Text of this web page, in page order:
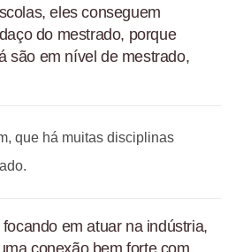
eles conseguem
do mestrado, porque
são em nível de mestrado,
que há muitas disciplinas
em atuar na indústria,
conexão bem forte com